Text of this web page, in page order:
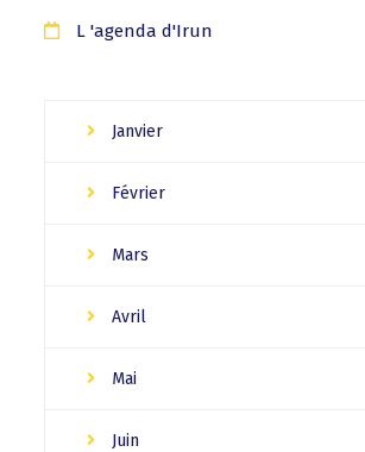
L 'agenda d'Irun
Janvier
Février
Mars
Avril
Mai
Juin